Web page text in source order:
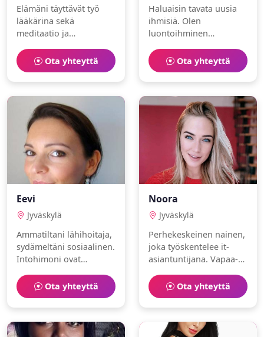
Elämäni täyttävät työ
lääkärina sekä
meditaatio ja
rauhallinen ja
huumorintajuinen.
Ota yhteyttä
Haluaisin tavata uusia
ihmisiä. Olen
luontoihminen
pyöräily ja tennis.
Ota yhteyttä
Eevi
Jyväskylä
Ammatiltani lähihoitaja,
sydämeltäni sosiaalinen.
Intohimoni ovat
ruoanlaitto. Etsin aitoa
ja rehellistä kumppania.
Ota yhteyttä
Noora
Jyväskylä
Perhekeskeinen nainen,
joka työskentelee it-
asiantuntijana. Vapaa-
tanssi parissa.
Ota yhteyttä